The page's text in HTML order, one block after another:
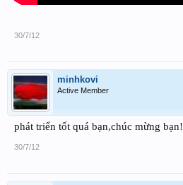
30/7/12
minhkovi
Active Member
phát triển tốt quá bạn,chúc mừng bạn!
30/7/12